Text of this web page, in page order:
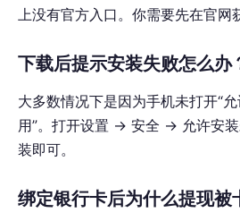
上没有官方入口。你需要先在官网
下载后提示安装失败怎么办
大多数情况下是因为手机未打开“
用”。打开设置 → 安全 → 允许安
装即可。
绑定银行卡后为什么提现被